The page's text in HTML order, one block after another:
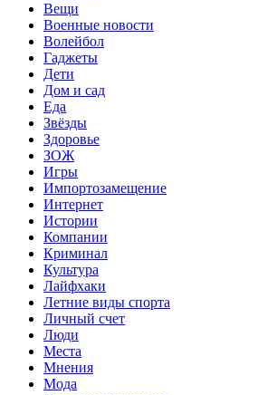
Вещи
Военные новости
Волейбол
Гаджеты
Дети
Дом и сад
Еда
Звёзды
Здоровье
ЗОЖ
Игры
Импортозамещение
Интернет
Истории
Компании
Криминал
Культура
Лайфхаки
Летние виды спорта
Личный счет
Люди
Места
Мнения
Мода